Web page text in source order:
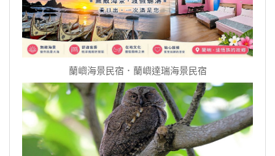
蘭嶼海景民宿．蘭嶼達瑞海景民宿